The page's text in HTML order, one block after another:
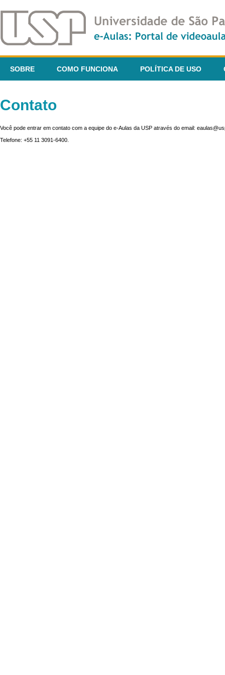
SOBRE COMO FUNCIONA POLÍTICA DE USO
Contato
Você pode entrar em contato com a equipe do e-Aulas da USP através do email:
Telefone: +55 11 3091-6400.